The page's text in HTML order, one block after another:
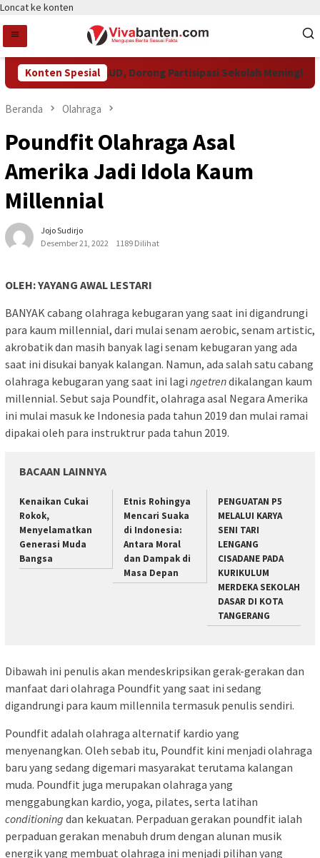
Loncat ke konten
Konten Spesial
Sarana PAUD, Dorong Partisipasi Sekolah Meningkat
Beranda Olahraga
Poundfit Olahraga Asal
Amerika Jadi Idola Kaum
Millennial
Jojo Sudirjo
Desember 21, 2022
1189 Dilihat
OLEH: YAYANG AWAL LESTARI
BANYAK cabang olahraga kebugaran yang saat ini digandrungi
para kaum millennial, dari mulai senam aerobic, senam artistic,
akrobatik dan masih banyak lagi senam kebugaran yang ada
saat ini disukai banyak kalangan. Namun, ada salah satu cabang
olahraga kebugaran yang saat ini lagi ngetrendikalangan kaum
millennial. Sebut saja Poundfit, olahraga asal Negara Amerika
ini mulai masuk ke Indonesia pada tahun 2019 dan mulai ramai
dipakai oleh para instruktrur pada tahun 2019.
BACAAN LAINNYA
Kenaikan Cukai
Rokok,
Menyelamatkan
Generasi Muda
Bangsa
Etnis Rohingya
Mencari Suaka
di Indonesia:
Antara Moral
dan Dampak di
Masa Depan
PENGUATAN P5
MELALUI KARYA
SENI TARI
LENGANG
CISADANE PADA
KURIKULUM
MERDEKA SEKOLAH
DASAR DI KOTA
TANGERANG
Dibawah ini penulis akan mendeskripsikan gerak-gerakan dan
manfaat dari olahraga Poundfit yang saat ini sedang
digandrungi para kaum millennila termasuk penulis sendiri.
Poundfit adalah olahraga alternatif kardio yang
menyenangkan. Oleh sebab itu, Poundfit kini menjadi olahraga
baru yang sedang digemari masyarakat terutama kalangan
muda. Poundfit juga merupakan olahraga yang
menggabungkan kardio, yoga, pilates, serta latihan
conditioning dan kekuatan. Perpaduan gerakan poundfit ialah
perpaduan gerakan menabuh drum dengan alunan musik
energik yang membuat olahraga ini menjadi pilihan yang